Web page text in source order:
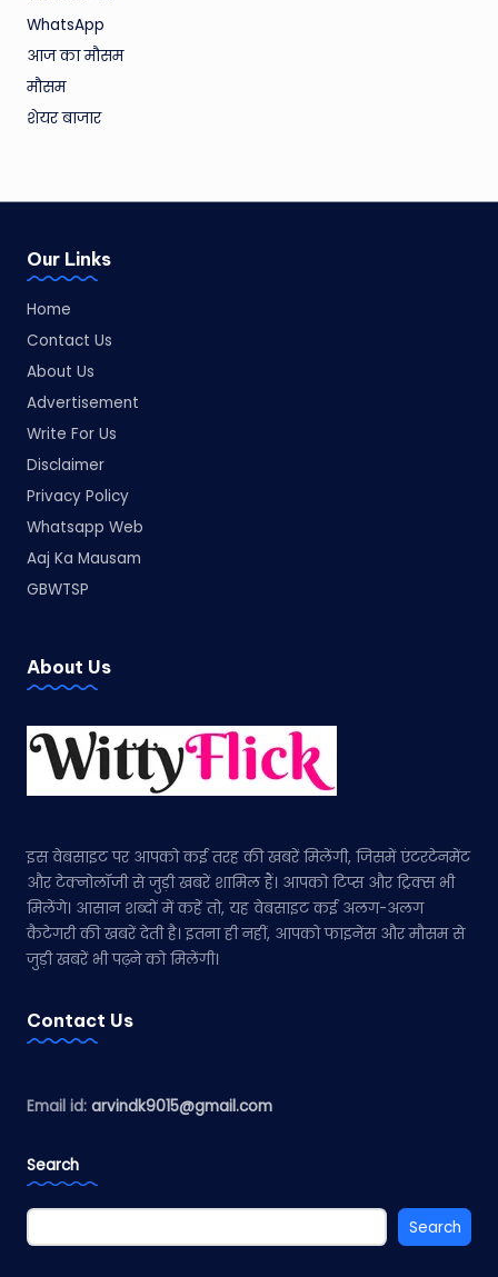
WhatsApp
आज का मौसम
मौसम
शेयर बाजार
Our Links
Home
Contact Us
About Us
Advertisement
Write For Us
Disclaimer
Privacy Policy
Whatsapp Web
Aaj Ka Mausam
GBWTSP
About Us
इस वेबसाइट पर आपको कई तरह की खबरें मिलेंगी, जिसमें एंटरटेनमेंट
और टेक्नोलॉजी से जुड़ी खबरें शामिल हैं। आपको टिप्स और ट्रिक्स भी
मिलेंगे। आसान शब्दों में कहें तो, यह वेबसाइट कई अलग-अलग
कैटेगरी की खबरें देती है। इतना ही नहीं, आपको फाइनेंस और मौसम से
जुड़ी खबरें भी पढ़ने को मिलेंगी।
Contact Us
Email id: arvindk9015@gmail.com
Search
Search